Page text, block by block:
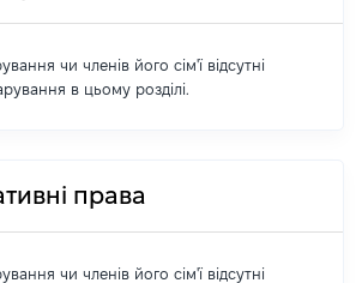
чи членів його сім'ї відсутні
в цьому розділі.
права
чи членів його сім'ї відсутні